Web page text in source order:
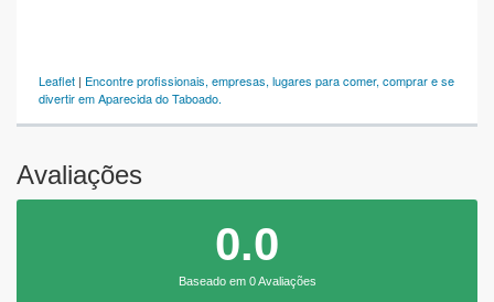
Leaflet | Encontre profissionais, empresas, lugares para comer, comprar e se
divertir em Aparecida do Taboado.
Avaliações
0.0
Baseado em 0 Avaliações